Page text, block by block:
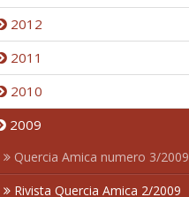
2012
2011
2010
2009
Quercia Amica numero 3/2009
Rivista Quercia Amica 2/2009